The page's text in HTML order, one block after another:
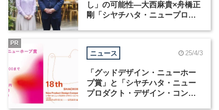
し」の可能性―大西麻貴×舟橋正
剛「シヤチハタ・ニュープロダ
ニュース 25/4/3
「グッドデザイン・ニューホー
プ賞」と「シヤチハタ・ニュー
プロダクト・デザイン・コンペ
PR